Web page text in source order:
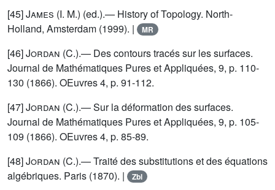
[45]James (I. M.) (ed.).— History of Topology. North-
Holland, Amsterdam (1999). |
MR
[46]Jordan (C.).— Des contours tracés sur les surfaces.
Journal de Mathématiques Pures et Appliquées, 9, p. 110-
130 (1866). OEuvres 4, p. 91-112.
[47]Jordan (C.).— Sur la déformation des surfaces.
Journal de Mathématiques Pures et Appliquées, 9, p. 105-
109 (1866). OEuvres 4, p. 85-89.
[48]Jordan (C.).— Traité des substitutions et des équations
algébriques. Paris (1870). |
Zbl